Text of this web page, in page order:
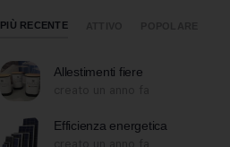
PIÙ RECENTE
Allestimenti fiere
Efficienza energetica